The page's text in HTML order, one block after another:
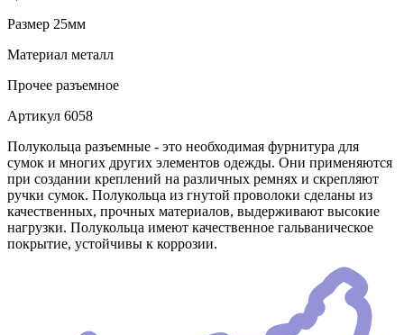
Размер 25мм
Материал металл
Прочее разъемное
Артикул 6058
Полукольца разъемные - это необходимая фурнитура для
сумок и многих других элементов одежды. Они применяются
при создании креплений на различных ремнях и скрепляют
ручки сумок. Полукольца из гнутой проволоки сделаны из
качественных, прочных материалов, выдерживают высокие
нагрузки. Полукольца имеют качественное гальваническое
покрытие, устойчивы к коррозии.